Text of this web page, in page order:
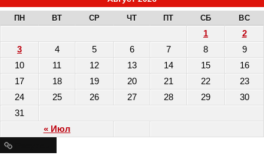
ПН ВТ СР ЧТ ПТ СБ ВС
« Июл
1
2
3
4 5 6 7 8
9
10
11 12 13 14 15
16
17
18 19 20 21 22
23
24
25 26 27 28 29
30
31